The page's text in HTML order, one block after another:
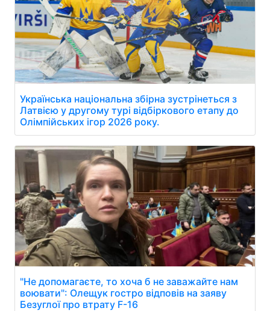
Українська національна збірна зустрінеться з
Латвією у другому турі відбіркового етапу до
Олімпійських ігор 2026 року.
"Не допомагаєте, то хоча б не заважайте нам
воювати": Олещук гостро відповів на заяву
Безуглої про втрату F-16